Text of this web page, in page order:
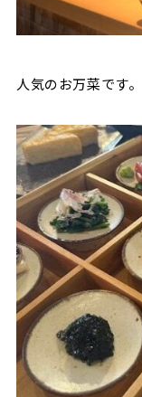
人気のお万菜です。